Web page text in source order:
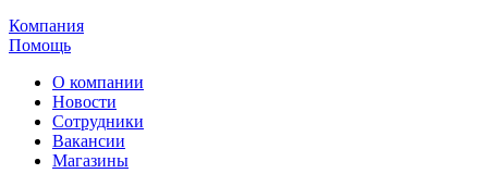
Компания
Помощь
О компании
Новости
Сотрудники
Вакансии
Магазины